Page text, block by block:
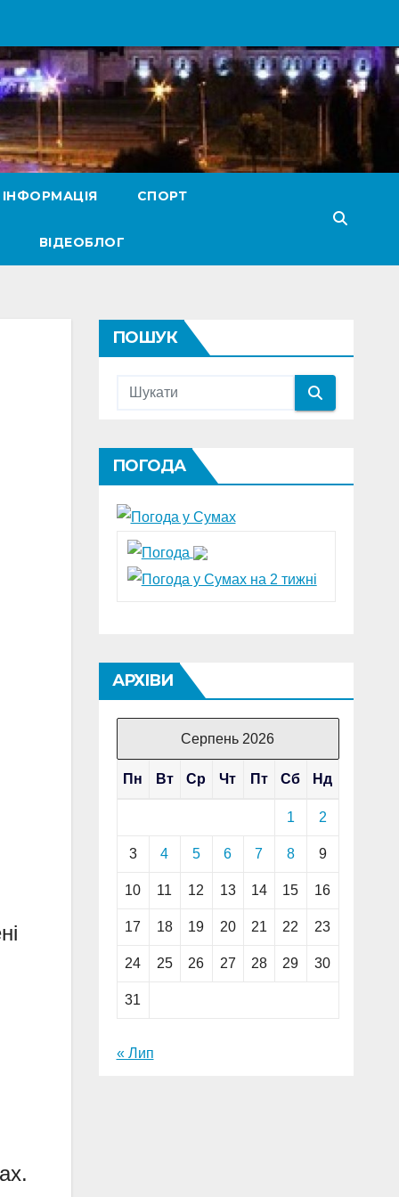
СПОРТ
ВІДЕОБЛОГ
ПОШУК
ПОГОДА
АРХІВИ
Серпень 2026
Пн Вт Ср Чт Пт Сб Нд
1 2
3 4 5 6 7 8 9
10 11 12 13 14 15 16
17 18 19 20 21 22 23
24 25 26 27 28 29 30
31
« Лип